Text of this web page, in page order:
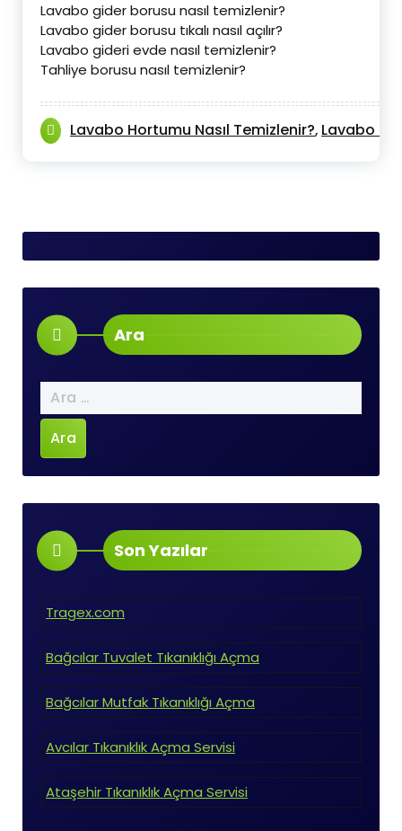
Lavabo gider borusu nasıl temizlenir?
Lavabo gider borusu tıkalı nasıl açılır?
Lavabo gideri evde nasıl temizlenir?
Tahliye borusu nasıl temizlenir?
Lavabo Hortumu Nasıl Temizlenir?, Lavabo
Ara
Arama:
Son Yazılar
Tragex.com
Bağcılar Tuvalet Tıkanıklığı Açma
Bağcılar Mutfak Tıkanıklığı Açma
Avcılar Tıkanıklık Açma Servisi
Ataşehir Tıkanıklık Açma Servisi